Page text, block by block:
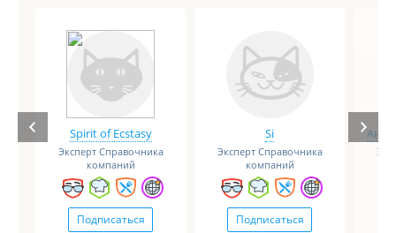
Spirit of Ecstasy
Эксперт Справочника
компаний
Подписаться
Si
Эксперт Справочника
компаний
Подписаться